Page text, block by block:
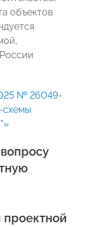
объектов
№ 26049-
проектной